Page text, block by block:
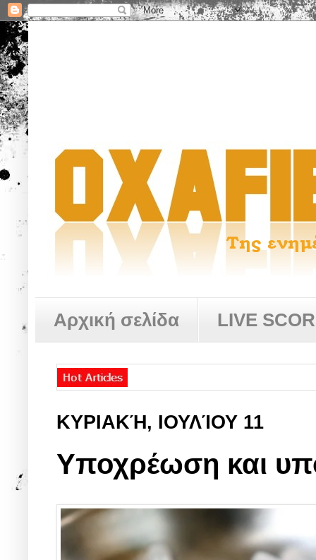
Αρχική σελίδα LIVE
ΚΥΡΙΑΚΉ, ΙΟΥΛΊΟΥ 11
Υποχρέωση και